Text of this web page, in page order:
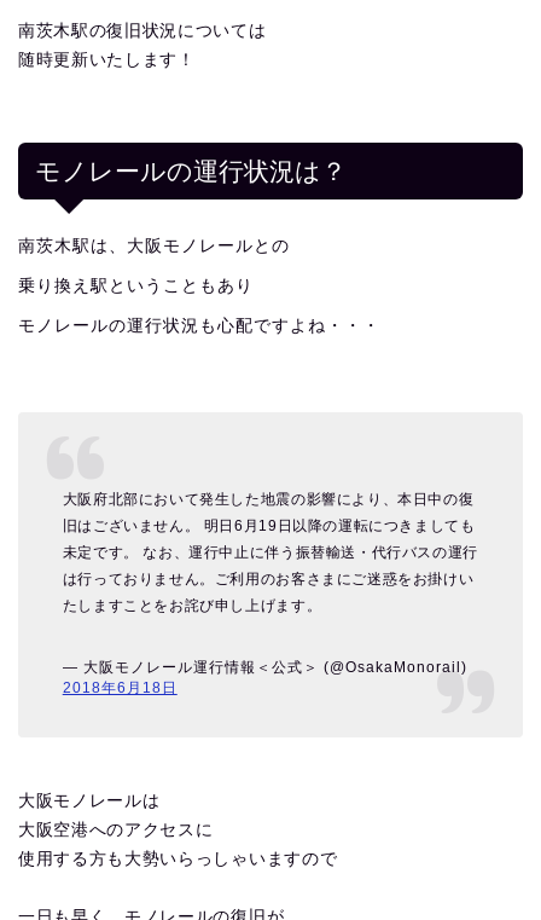
南茨木駅の復旧状況については
随時更新いたします！
モノレールの運行状況は？
南茨木駅は、大阪モノレールとの
乗り換え駅ということもあり
モノレールの運行状況も心配ですよね・・・
大阪府北部において発生した地震の影響により、本日中の復
旧はございません。 明日6月19日以降の運転につきましても
未定です。 なお、運行中止に伴う振替輸送・代行バスの運行
は行っておりません。ご利用のお客さまにご迷惑をお掛けい
たしますことをお詫び申し上げます。
— 大阪モノレール運行情報＜公式＞ (@OsakaMonorail)
2018年6月18日
大阪モノレールは
大阪空港へのアクセスに
使用する方も大勢いらっしゃいますので